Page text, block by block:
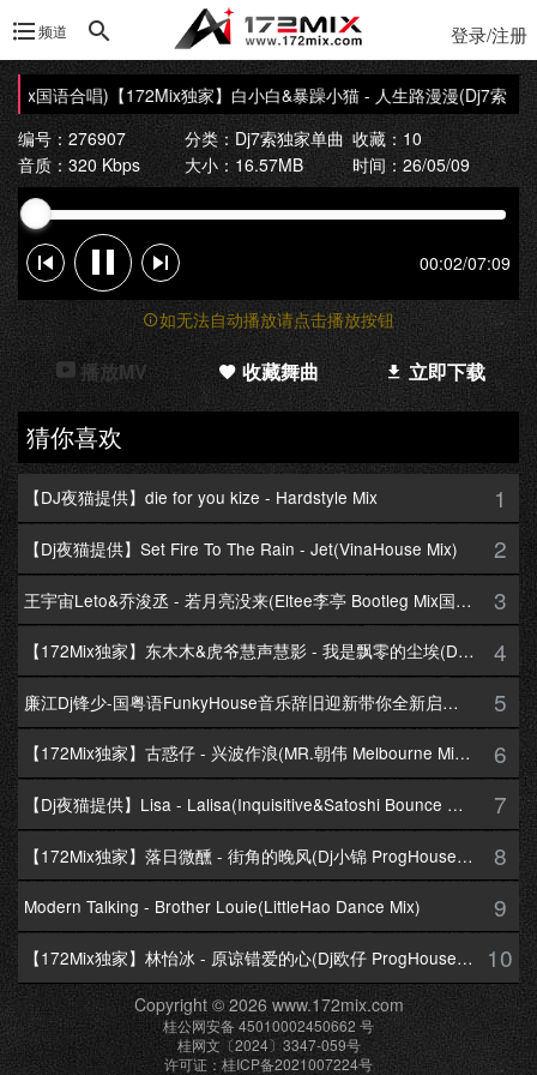
频道 登录/注册
国语合唱)【172Mix独家】白小白&暴躁小猫 - 人生路漫漫(Dj7索
编号：276907
分类：Dj7索独家单曲 收藏：10
音质：320 Kbps
大小：16.57MB 时间：26/05/09
00:02/07:09
如无法自动播放请点击播放按钮
播放MV 收藏舞曲 立即下载
猜你喜欢
【DJ夜猫提供】die for you kize - Hardstyle Mix 1
【Dj夜猫提供】Set Fire To The Rain - Jet(VinaHouse Mix) 2
王宇宙Leto&乔浚丞 - 若月亮没来(Eltee李亭 Bootleg Mix国语合唱) 3
【172Mix独家】东木木&虎爷慧声慧影 - 我是飘零的尘埃(Dj十三 Melbourne Mix国语男) 4
廉江Dj锋少-国粤语FunkyHouse音乐辞旧迎新带你全新启航跨年专辑172Mix串烧 5
【172Mix独家】古惑仔 - 兴波作浪(MR.朝伟 Melbourne Mix粤语男) 6
【Dj夜猫提供】Lisa - Lalisa(Inquisitive&Satoshi Bounce Mix) 7
【172Mix独家】落日微醺 - 街角的晚风(Dj小锦 ProgHouse Mix粤语女) 8
Modern Talking - Brother Louie(LittleHao Dance Mix) 9
【172Mix独家】林怡冰 - 原谅错爱的心(Dj欧仔 ProgHouse Mix粤语女) 10
Copyright © 2026 www.172mix.com
桂公网安备 45010002450662 号
桂网文〔2024〕3347-059号
许可证：桂ICP备2021007224号